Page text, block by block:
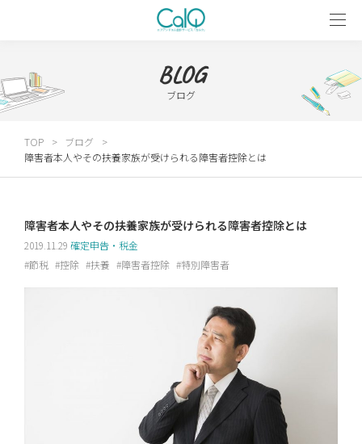
BLOG
ブログ
TOP
ブログ
障害者本人やその扶養家族が受けられる障害者控除とは
障害者本人やその扶養家族が受けられる障害者控除とは
2019.11.29 確定申告・税金
節税
控除 扶養 障害者控除 特別障害者